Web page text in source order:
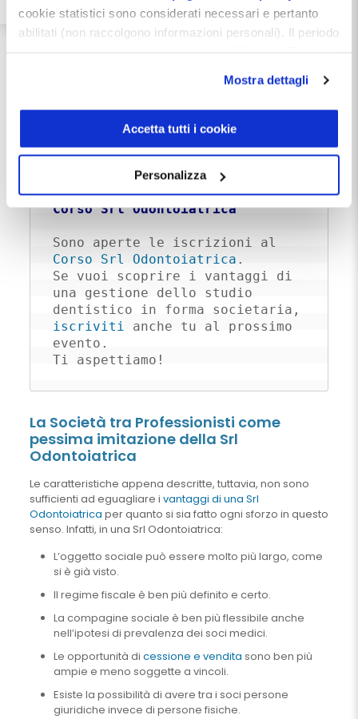
cookie statistici sono considerati necessari e pertanto
abilitati (non raccolgono informazioni personali). Il periodo
indirizzo:dentistamanager.it/contatti-dentista-
Chiudendo questo banner tramite apposita X in alto a
Mostra dettagli
Accetta tutti i cookie
Personalizza
Corso Srl Odontoiatrica
Corso Srl Odontoiatrica .
Se vuoi scoprire i vantaggi di
una gestione dello studio
iscriviti
anche tu al prossimo
evento.
Ti aspettiamo!
La Società tra Professionisti come
pessima imitazione della Srl
Odontoiatrica
Le caratteristiche appena descritte, tuttavia, non sono
sufficienti ad eguagliare i vantaggi di una Srl
Odontoiatrica per quanto si sia fatto ogni sforzo in questo
senso. Infatti, in una Srl Odontoiatrica:
L’oggetto sociale può essere molto più largo, come
si è già visto.
Il regime fiscale è ben più definito e certo.
La compagine sociale è ben più flessibile anche
nell’ipotesi di prevalenza dei soci medici.
Le opportunità di cessione e vendita sono ben più
ampie e meno soggette a vincoli.
Esiste la possibilità di avere tra i soci persone
giuridiche invece di persone fisiche.